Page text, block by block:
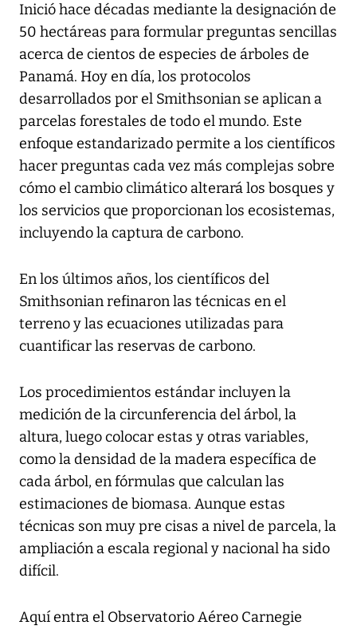
Inició hace décadas mediante la designación de
50 hectáreas para formular preguntas sencillas
acerca de cientos de especies de árboles de
Panamá. Hoy en día, los protocolos
desarrollados por el Smithsonian se aplican a
parcelas forestales de todo el mundo. Este
enfoque estandarizado permite a los científicos
hacer preguntas cada vez más complejas sobre
cómo el cambio climático alterará los bosques y
los servicios que proporcionan los ecosistemas,
incluyendo la captura de carbono.
En los últimos años, los científicos del
Smithsonian refinaron las técnicas en el
terreno y las ecuaciones utilizadas para
cuantificar las reservas de carbono.
Los procedimientos estándar incluyen la
medición de la circunferencia del árbol, la
altura, luego colocar estas y otras variables,
como la densidad de la madera específica de
cada árbol, en fórmulas que calculan las
estimaciones de biomasa. Aunque estas
técnicas son muy pre cisas a nivel de parcela, la
ampliación a escala regional y nacional ha sido
difícil.
Aquí entra el Observatorio Aéreo Carnegie